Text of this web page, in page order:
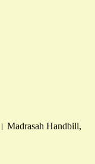
Madrasah Handbill,